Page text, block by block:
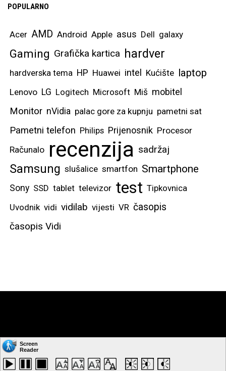
POPULARNO
Acer AMD Android Apple asus Dell galaxy
Gaming Grafička kartica hardver
hardverska tema HP Huawei intel Kućište laptop
Lenovo LG Logitech Microsoft Miš mobitel
Monitor nVidia palac gore za kupnju pametni sat
Pametni telefon Philips Prijenosnik Procesor
Računalo recenzija sadržaj
Samsung slušalice smartfon Smartphone
Sony SSD tablet televizor test Tipkovnica
Uvodnik vidi vidilab vijesti VR časopis
časopis Vidi